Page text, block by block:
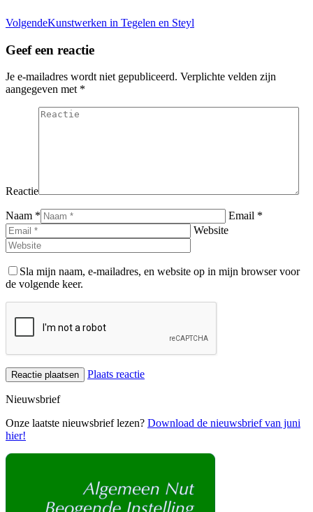
VolgendeVolgend
Kunstwerken in Tegelen en Steyl
Geef een reactie
Je e-mailadres wordt niet gepubliceerd. Verplichte velden zijn
aangegeven met *
Reactie
Naam *
Email *
Website
Sla mijn naam, e-mailadres, en website op in mijn browser voor
de volgende keer.
Plaats reactie
Nieuwsbrief
Onze laatste nieuwsbrief lezen? Download de nieuwsbrief van juni
hier!